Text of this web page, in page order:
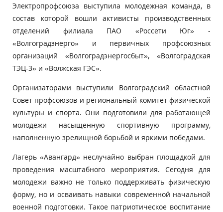
Электропрофсоюза выступила молодежная команда, в
состав которой вошли активисты производственных
отделений филиала ПАО «Россети Юг» -
«Волгоградэнерго» и первичных профсоюзных
организаций «Волгоградэнергосбыт», «Волгоградская
ТЭЦ-3» и «Волжская ГЭС».
Организаторами выступили Волгоградский областной
Совет профсоюзов и региональный комитет физической
культуры и спорта. Они подготовили для работающей
молодежи насыщенную спортивную программу,
наполненную зрелищной борьбой и яркими победами.
Лагерь «Авангард» неслучайно выбран площадкой для
проведения масштабного мероприятия. Сегодня для
молодежи важно не только поддерживать физическую
форму, но и осваивать навыки современной начальной
военной подготовки. Такое патриотическое воспитание